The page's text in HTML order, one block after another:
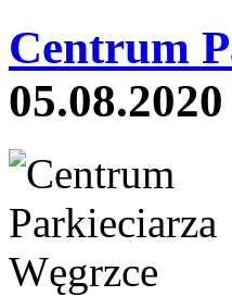
Centrum
05.08.2020